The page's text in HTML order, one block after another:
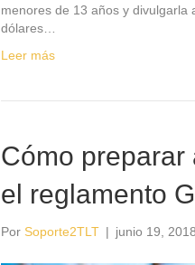
menores de 13 años y divulgarla
dólares…
Leer más
Cómo preparar
el reglamento
Por Soporte2TLT | junio 19, 2018